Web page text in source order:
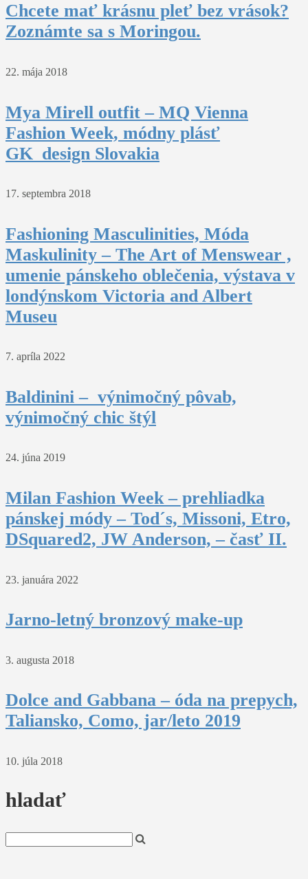
Chcete mať krásnu pleť bez vrások?
Zoznámte sa s Moringou.
22. mája 2018
Mya Mirell outfit – MQ Vienna
Fashion Week, módny plásť
GK_design Slovakia
17. septembra 2018
Fashioning Masculinities, Móda
Maskulinity – The Art of Menswear ,
umenie pánskeho oblečenia, výstava v
londýnskom Victoria and Albert
Museu
7. apríla 2022
Baldinini – výnimočný pôvab,
výnimočný chic štýl
24. júna 2019
Milan Fashion Week – prehliadka
pánskej módy – Tod´s, Missoni, Etro,
DSquared2, JW Anderson, – časť II.
23. januára 2022
Jarno-letný bronzový make-up
3. augusta 2018
Dolce and Gabbana – óda na prepych,
Taliansko, Como, jar/leto 2019
10. júla 2018
hladať